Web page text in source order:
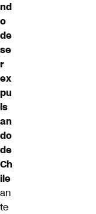
nd
o
de
se
r
ex
pu
ls
an
do
de
Ch
ile
an
te